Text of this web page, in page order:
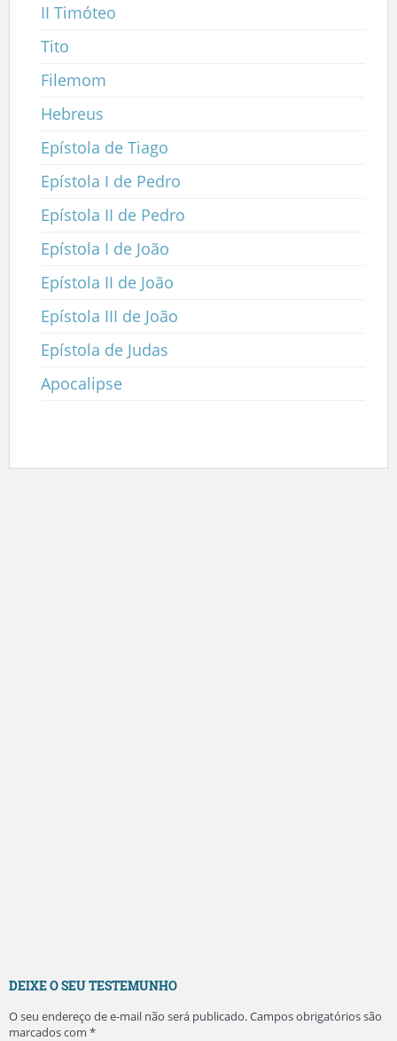
II Timóteo
Tito
Filemom
Hebreus
Epístola de Tiago
Epístola I de Pedro
Epístola II de Pedro
Epístola I de João
Epístola II de João
Epístola III de João
Epístola de Judas
Apocalipse
DEIXE O SEU TESTEMUNHO
O seu endereço de e-mail não será publicado.Campos obrigatórios são
marcados com *